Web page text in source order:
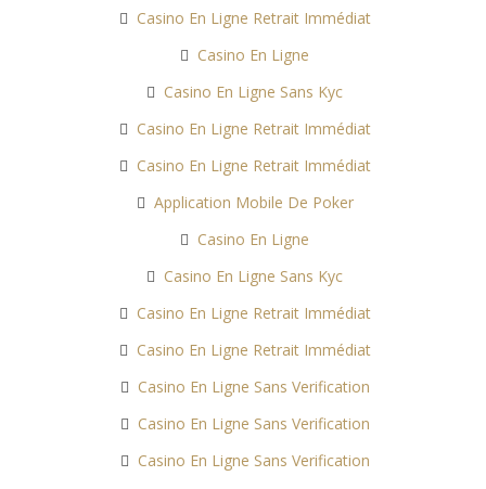
Casino En Ligne Retrait Immédiat
Casino En Ligne
Casino En Ligne Sans Kyc
Casino En Ligne Retrait Immédiat
Casino En Ligne Retrait Immédiat
Application Mobile De Poker
Casino En Ligne
Casino En Ligne Sans Kyc
Casino En Ligne Retrait Immédiat
Casino En Ligne Retrait Immédiat
Casino En Ligne Sans Verification
Casino En Ligne Sans Verification
Casino En Ligne Sans Verification